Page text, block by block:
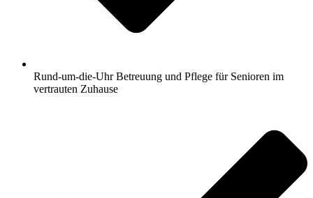
Rund-um-die-Uhr Betreuung und Pflege für Senioren im
vertrauten Zuhause